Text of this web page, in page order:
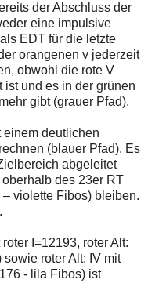
der Abschluss der
eine impulsive
EDT für die letzte
orangenen v jederzeit
obwohl die rote V
und es in der grünen
gibt (grauer Pfad).
einem deutlichen
(blauer Pfad). Es
abgeleitet
des 23er RT
violette Fibos) bleiben.
I=12193, roter Alt:
sowie roter Alt: IV mit
- lila Fibos) ist